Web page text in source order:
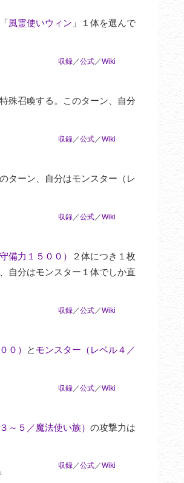
風霊使いウィン 」１体を選んで
収録／公式／Wiki
殊召喚する。このターン、自分
収録／公式／Wiki
ターン、自分はモンスター（レ
収録／公式／Wiki
備力１５００）
２体につき１枚
自分はモンスター１体でしか直
収録／公式／Wiki
０） と モンスター（レベル４／
収録／公式／Wiki
～５／魔法使い族） の攻撃力は
収録／公式／Wiki